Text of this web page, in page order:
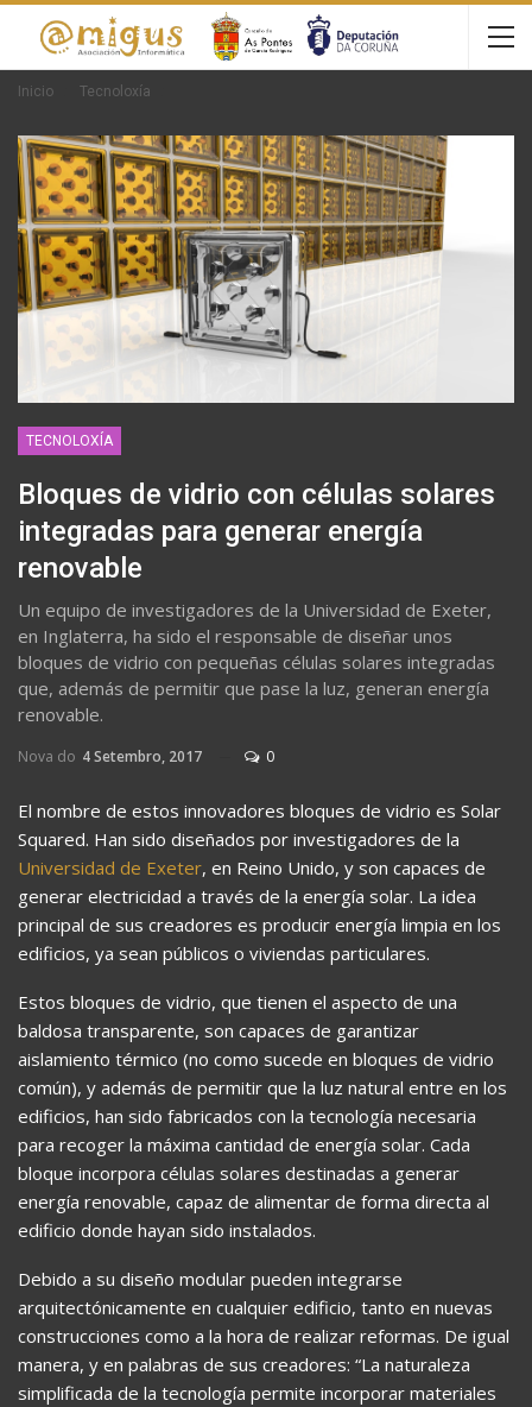
Inicio Tecnoloxía
TECNOLOXÍA
Bloques de vidrio con células solares
integradas para generar energía
renovable
Un equipo de investigadores de la Universidad de Exeter,
en Inglaterra, ha sido el responsable de diseñar unos
bloques de vidrio con pequeñas células solares integradas
que, además de permitir que pase la luz, generan energía
renovable.
Nova do 4 Setembro, 2017 0
El nombre de estos innovadores bloques de vidrio es Solar
Squared. Han sido diseñados por investigadores de la
Universidad de Exeter, en Reino Unido, y son capaces de
generar electricidad a través de la energía solar. La idea
principal de sus creadores es producir energía limpia en los
edificios, ya sean públicos o viviendas particulares.
Estos bloques de vidrio, que tienen el aspecto de una
baldosa transparente, son capaces de garantizar
aislamiento térmico (no como sucede en bloques de vidrio
común), y además de permitir que la luz natural entre en los
edificios, han sido fabricados con la tecnología necesaria
para recoger la máxima cantidad de energía solar. Cada
bloque incorpora células solares destinadas a generar
energía renovable, capaz de alimentar de forma directa al
edificio donde hayan sido instalados.
Debido a su diseño modular pueden integrarse
arquitectónicamente en cualquier edificio, tanto en nuevas
construcciones como a la hora de realizar reformas. De igual
manera, y en palabras de sus creadores: “La naturaleza
simplificada de la tecnología permite incorporar materiales